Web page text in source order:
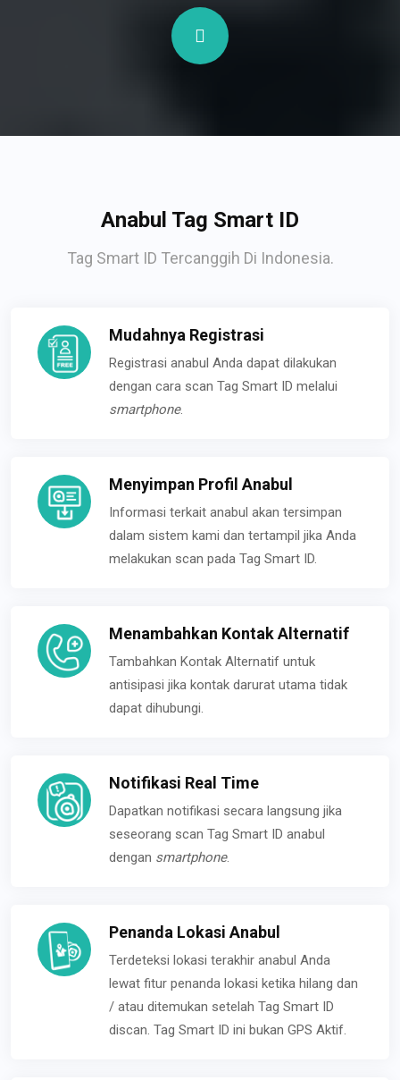
Anabul Tag Smart ID
Tag Smart ID Tercanggih Di Indonesia.
Mudahnya Registrasi
Registrasi anabul Anda dapat dilakukan
dengan cara scan Tag Smart ID melalui
smartphone.
Menyimpan Profil Anabul
Informasi terkait anabul akan tersimpan
dalam sistem kami dan tertampil jika Anda
melakukan scan pada Tag Smart ID.
Menambahkan Kontak Alternatif
Tambahkan Kontak Alternatif untuk
antisipasi jika kontak darurat utama tidak
dapat dihubungi.
Notifikasi Real Time
Dapatkan notifikasi secara langsung jika
seseorang scan Tag Smart ID anabul
dengan smartphone.
Penanda Lokasi Anabul
Terdeteksi lokasi terakhir anabul Anda
lewat fitur penanda lokasi ketika hilang dan
/ atau ditemukan setelah Tag Smart ID
discan. Tag Smart ID ini bukan GPS Aktif.